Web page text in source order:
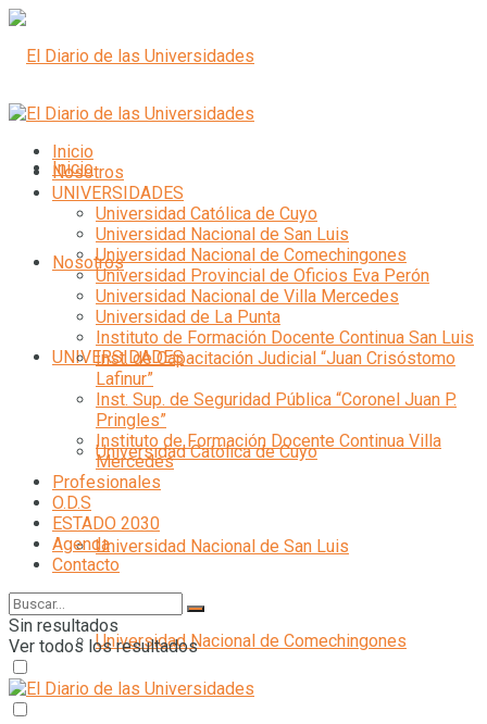
Inicio
Nosotros
UNIVERSIDADES
Universidad Católica de Cuyo
Universidad Nacional de San Luis
Universidad Nacional de Comechingones
Inicio
Nosotros
UNIVERSIDADES
Universidad Católica de Cuyo
Universidad Nacional de San Luis
Universidad Nacional de Comechingones
Universidad Provincial de Oficios Eva Perón
Universidad Nacional de Villa Mercedes
Universidad de La Punta
Instituto de Formación Docente Continua San Luis
Inst. de Capacitación Judicial “Juan Crisóstomo
Lafinur”
Inst. Sup. de Seguridad Pública “Coronel Juan P.
Pringles”
Instituto de Formación Docente Continua Villa
Mercedes
Profesionales
O.D.S
ESTADO 2030
Agenda
Contacto
Sin resultados
Ver todos los resultados